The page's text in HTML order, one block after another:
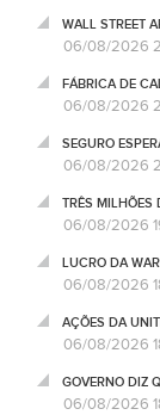
WALL STREET
06/08/2026
FÁBRICA DE
06/08/2026
SEGURO
06/08/2026
TRÊS MILHÕES
06/08/2026
LUCRO DA
06/08/2026
AÇÕES DA
06/08/2026
GOVERNO DIZ
06/08/2026